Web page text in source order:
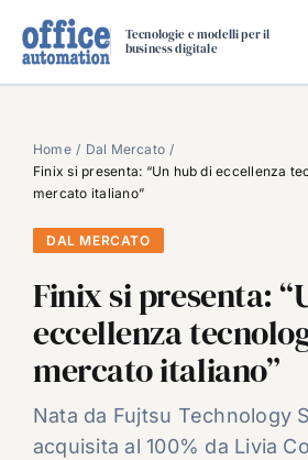
Tecnologie e modelli per il
business digitale
SPECIAL PAPER
TAVOLE ROTONDE DI REDAZIONE
DAL MERCATO
VIDEO
EVENTI
CHI SIAMO
Home
Dal Mercato
Finix si presenta: “Un hub di eccellenza
mercato italiano”
DAL MERCATO
Finix si presenta:
eccellenza
mercato italiano”
Nata da Fujtsu Technology
acquisita al 100% da Livia